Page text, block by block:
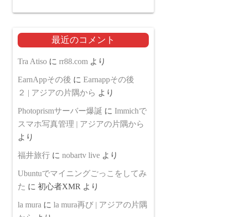
最近のコメント
Tra Atiso に rr88.com より
EarnAppその後 に Earnappその後
２ | アジアの片隅から より
Photoprismサーバー爆誕 に Immichで
スマホ写真管理 | アジアの片隅から
より
福井旅行 に nobartv live より
Ubuntuでマイニングごっこをしてみ
た に 初心者XMR より
la mura に la mura再び | アジアの片隅